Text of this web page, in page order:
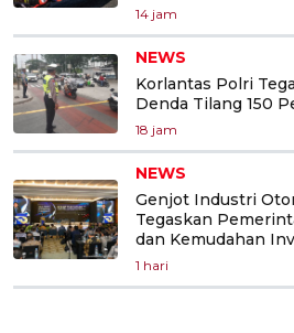
14 jam
NEWS
Korlantas Polri
Denda Tilang 150
18 jam
NEWS
Genjot Industri
Tegaskan
dan Kemudahan
1 hari